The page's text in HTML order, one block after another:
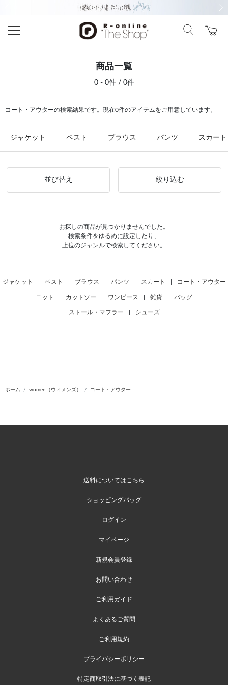
商品一覧
0 - 0件 / 0件
コート・アウターの検索結果です。現在0件のアイテムをご用意しています。
ジャケット ベスト ブラウス パンツ スカート
並び替え 絞り込む
お探しの商品が見つかりませんでした。
検索条件をゆるめに設定したり、
上位のジャンルで検索してください。
ジャケット ベスト ブラウス パンツ スカート コート・アウター
ニット カットソー ワンピース 雑貨 バッグ
ストール・マフラー シューズ
ホーム women（ウィメンズ） コート・アウター
送料についてはこちら
ショッピングバッグ
ログイン
マイページ
新規会員登録
お問い合わせ
ご利用ガイド
よくあるご質問
ご利用規約
プライバシーポリシー
特定商取引法に基づく表記